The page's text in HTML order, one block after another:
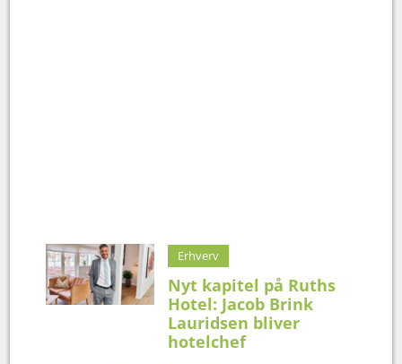
Erhverv
Nyt kapitel på Ruths
Hotel: Jacob Brink
Lauridsen bliver
hotelchef